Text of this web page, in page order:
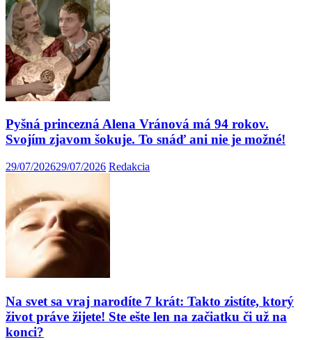
Pyšná princezná Alena Vránová má 94 rokov.
Svojím zjavom šokuje. To snáď ani nie je možné!
29/07/202629/07/2026 Redakcia
Na svet sa vraj narodíte 7 krát: Takto zistíte, ktorý
život práve žijete! Ste ešte len na začiatku či už na
konci?